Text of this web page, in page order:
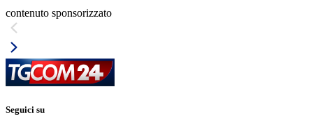
contenuto sponsorizzato
Seguici su